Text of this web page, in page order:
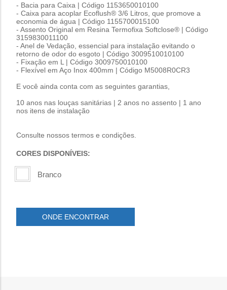
- Bacia para Caixa | Código 1153650010100
- Caixa para acoplar Ecoflush® 3/6 Litros, que promove a
economia de água | Código 1155700015100
- Assento Original em Resina Termofixa Softclose® | Código
3159830011100
- Anel de Vedação, essencial para instalação evitando o
retorno de odor do esgoto | Código 3009510010100
- Fixação em L | Código 3009750010100
- Flexível em Aço Inox 400mm | Código M5008R0CR3
E você ainda conta com as seguintes garantias,
10 anos nas louças sanitárias | 2 anos no assento | 1 ano
nos itens de instalação
Consulte nossos termos e condições.
CORES DISPONÍVEIS:
Branco
ONDE ENCONTRAR